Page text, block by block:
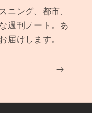
ニング、都市、
週刊ノート。あ
届けします。